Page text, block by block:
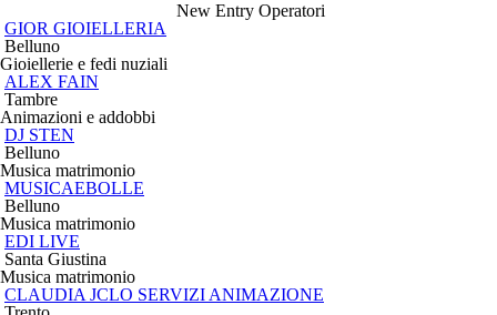
New Entry Operatori
GIOR GIOIELLERIA
Belluno
Gioiellerie e fedi nuziali
ALEX FAIN
Tambre
Animazioni e addobbi
DJ STEN
Belluno
Musica matrimonio
MUSICAEBOLLE
Belluno
Musica matrimonio
EDI LIVE
Santa Giustina
Musica matrimonio
CLAUDIA JCLO SERVIZI ANIMAZIONE